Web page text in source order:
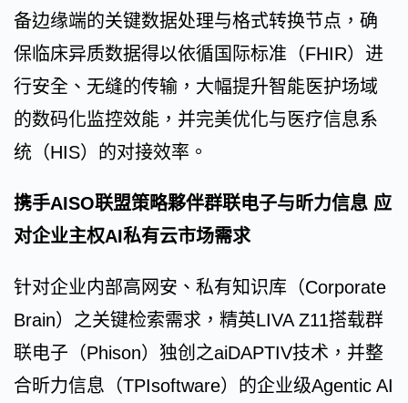
备边缘端的关键数据处理与格式转换节点，确
保临床异质数据得以依循国际标准（FHIR）进
行安全、无缝的传输，大幅提升智能医护场域
的数码化监控效能，并完美优化与医疗信息系
统（HIS）的对接效率。
携手AISO联盟策略夥伴群联电子与昕力信息 应
对企业主权AI私有云市场需求
针对企业内部高网安、私有知识库（Corporate
Brain）之关键检索需求，精英LIVA Z11搭载群
联电子（Phison）独创之aiDAPTIV技术，并整
合昕力信息（TPIsoftware）的企业级Agentic AI